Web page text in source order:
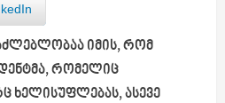
იმის, რომ
რომელიც
ხელისუფლებას, ასევე